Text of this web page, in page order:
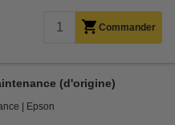
Commander
(d'origine)
Epson